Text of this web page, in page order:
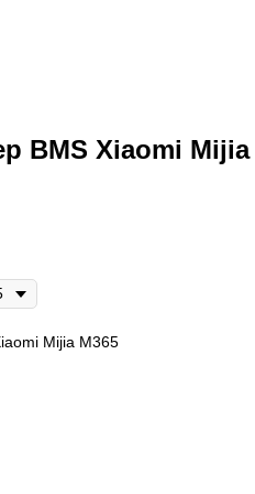
BMS Xiaomi Mijia
Mijia M365